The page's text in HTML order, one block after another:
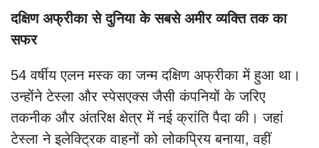
दक्षिण अफ्रीका से दुनिया के सबसे अमीर व्यक्ति तक का
सफर
54 वर्षीय एलन मस्क का जन्म दक्षिण अफ्रीका में हुआ था।
उन्होंने टेस्ला और स्पेसएक्स जैसी कंपनियों के जरिए
तकनीक और अंतरिक्ष क्षेत्र में नई क्रांति पैदा की। जहां
टेस्ला ने इलेक्ट्रिक वाहनों को लोकप्रिय बनाया, वहीं